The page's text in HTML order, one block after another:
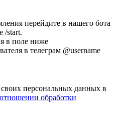
перейдите в нашего бота
/start.
в поле ниже
в телеграм @username
персональных данных в
обработки